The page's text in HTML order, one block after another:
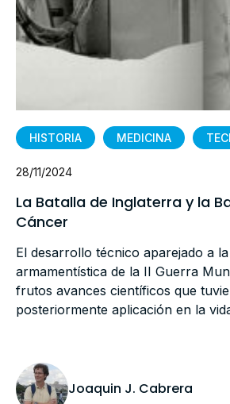
HISTORIA MEDICINA
28/11/2024
La Batalla de Inglaterra y la
Cáncer
El desarrollo técnico aparejado a
armamentística de la II Guerra
frutos avances científicos que
posteriormente aplicación en la
Joaquin J. Cabrera